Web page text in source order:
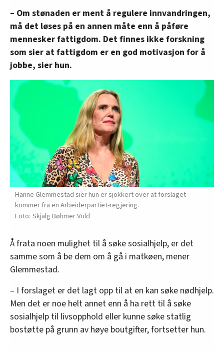
– Om stønaden er ment å regulere innvandringen,
må det løses på en annen måte enn å påføre
mennesker fattigdom. Det finnes ikke forskning
som sier at fattigdom er en god motivasjon for å
jobbe, sier hun.
Hanne Glemmestad sier hun er sjokkert over at forslaget
kommer fra en Arbeiderpartiet-regjering.
Skjalg Bøhmer Vold
Å frata noen mulighet til å søke sosialhjelp, er det
samme som å be dem om å gå i matkøen, mener
Glemmestad.
– I forslaget er det lagt opp til at en kan søke nødhjelp.
Men det er noe helt annet enn å ha rett til å søke
sosialhjelp til livsopphold eller kunne søke statlig
bostøtte på grunn av høye boutgifter, fortsetter hun.